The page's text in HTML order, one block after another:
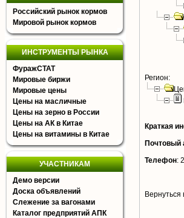
Российский рынок кормов
Мировой рынок кормов
ИНСТРУМЕНТЫ РЫНКА
ФуражСТАТ
Мировые биржи
Мировые цены
Цены на масличные
Цены на зерно в России
Цены на АК в Китае
Цены на витамины в Китае
УЧАСТНИКАМ
Демо версии
Доска объявлений
Слежение за вагонами
Каталог предприятий АПК
Регион:
Краткая
Почтовый
Телефон:
Вернуться